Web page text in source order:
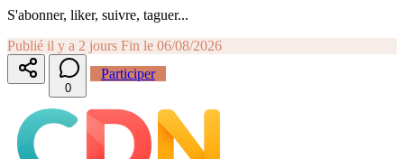
S'abonner, liker, suivre, taguer...
Publié il y a 2 jours Fin le 06/08/2026
0
Participer